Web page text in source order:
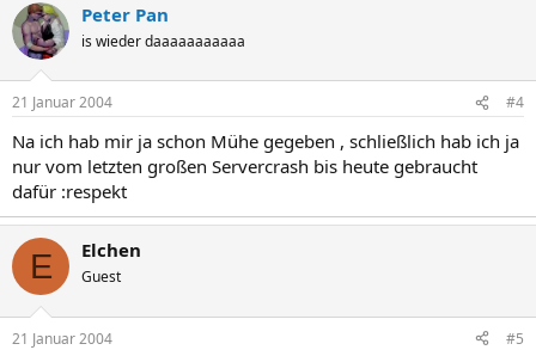
Peter Pan
is wieder daaaaaaaaaaa
21 Januar 2004 #4
Na ich hab mir ja schon Mühe gegeben , schließlich hab ich ja
nur vom letzten großen Servercrash bis heute gebraucht
dafür :respekt
E Elchen
Guest
21 Januar 2004 #5